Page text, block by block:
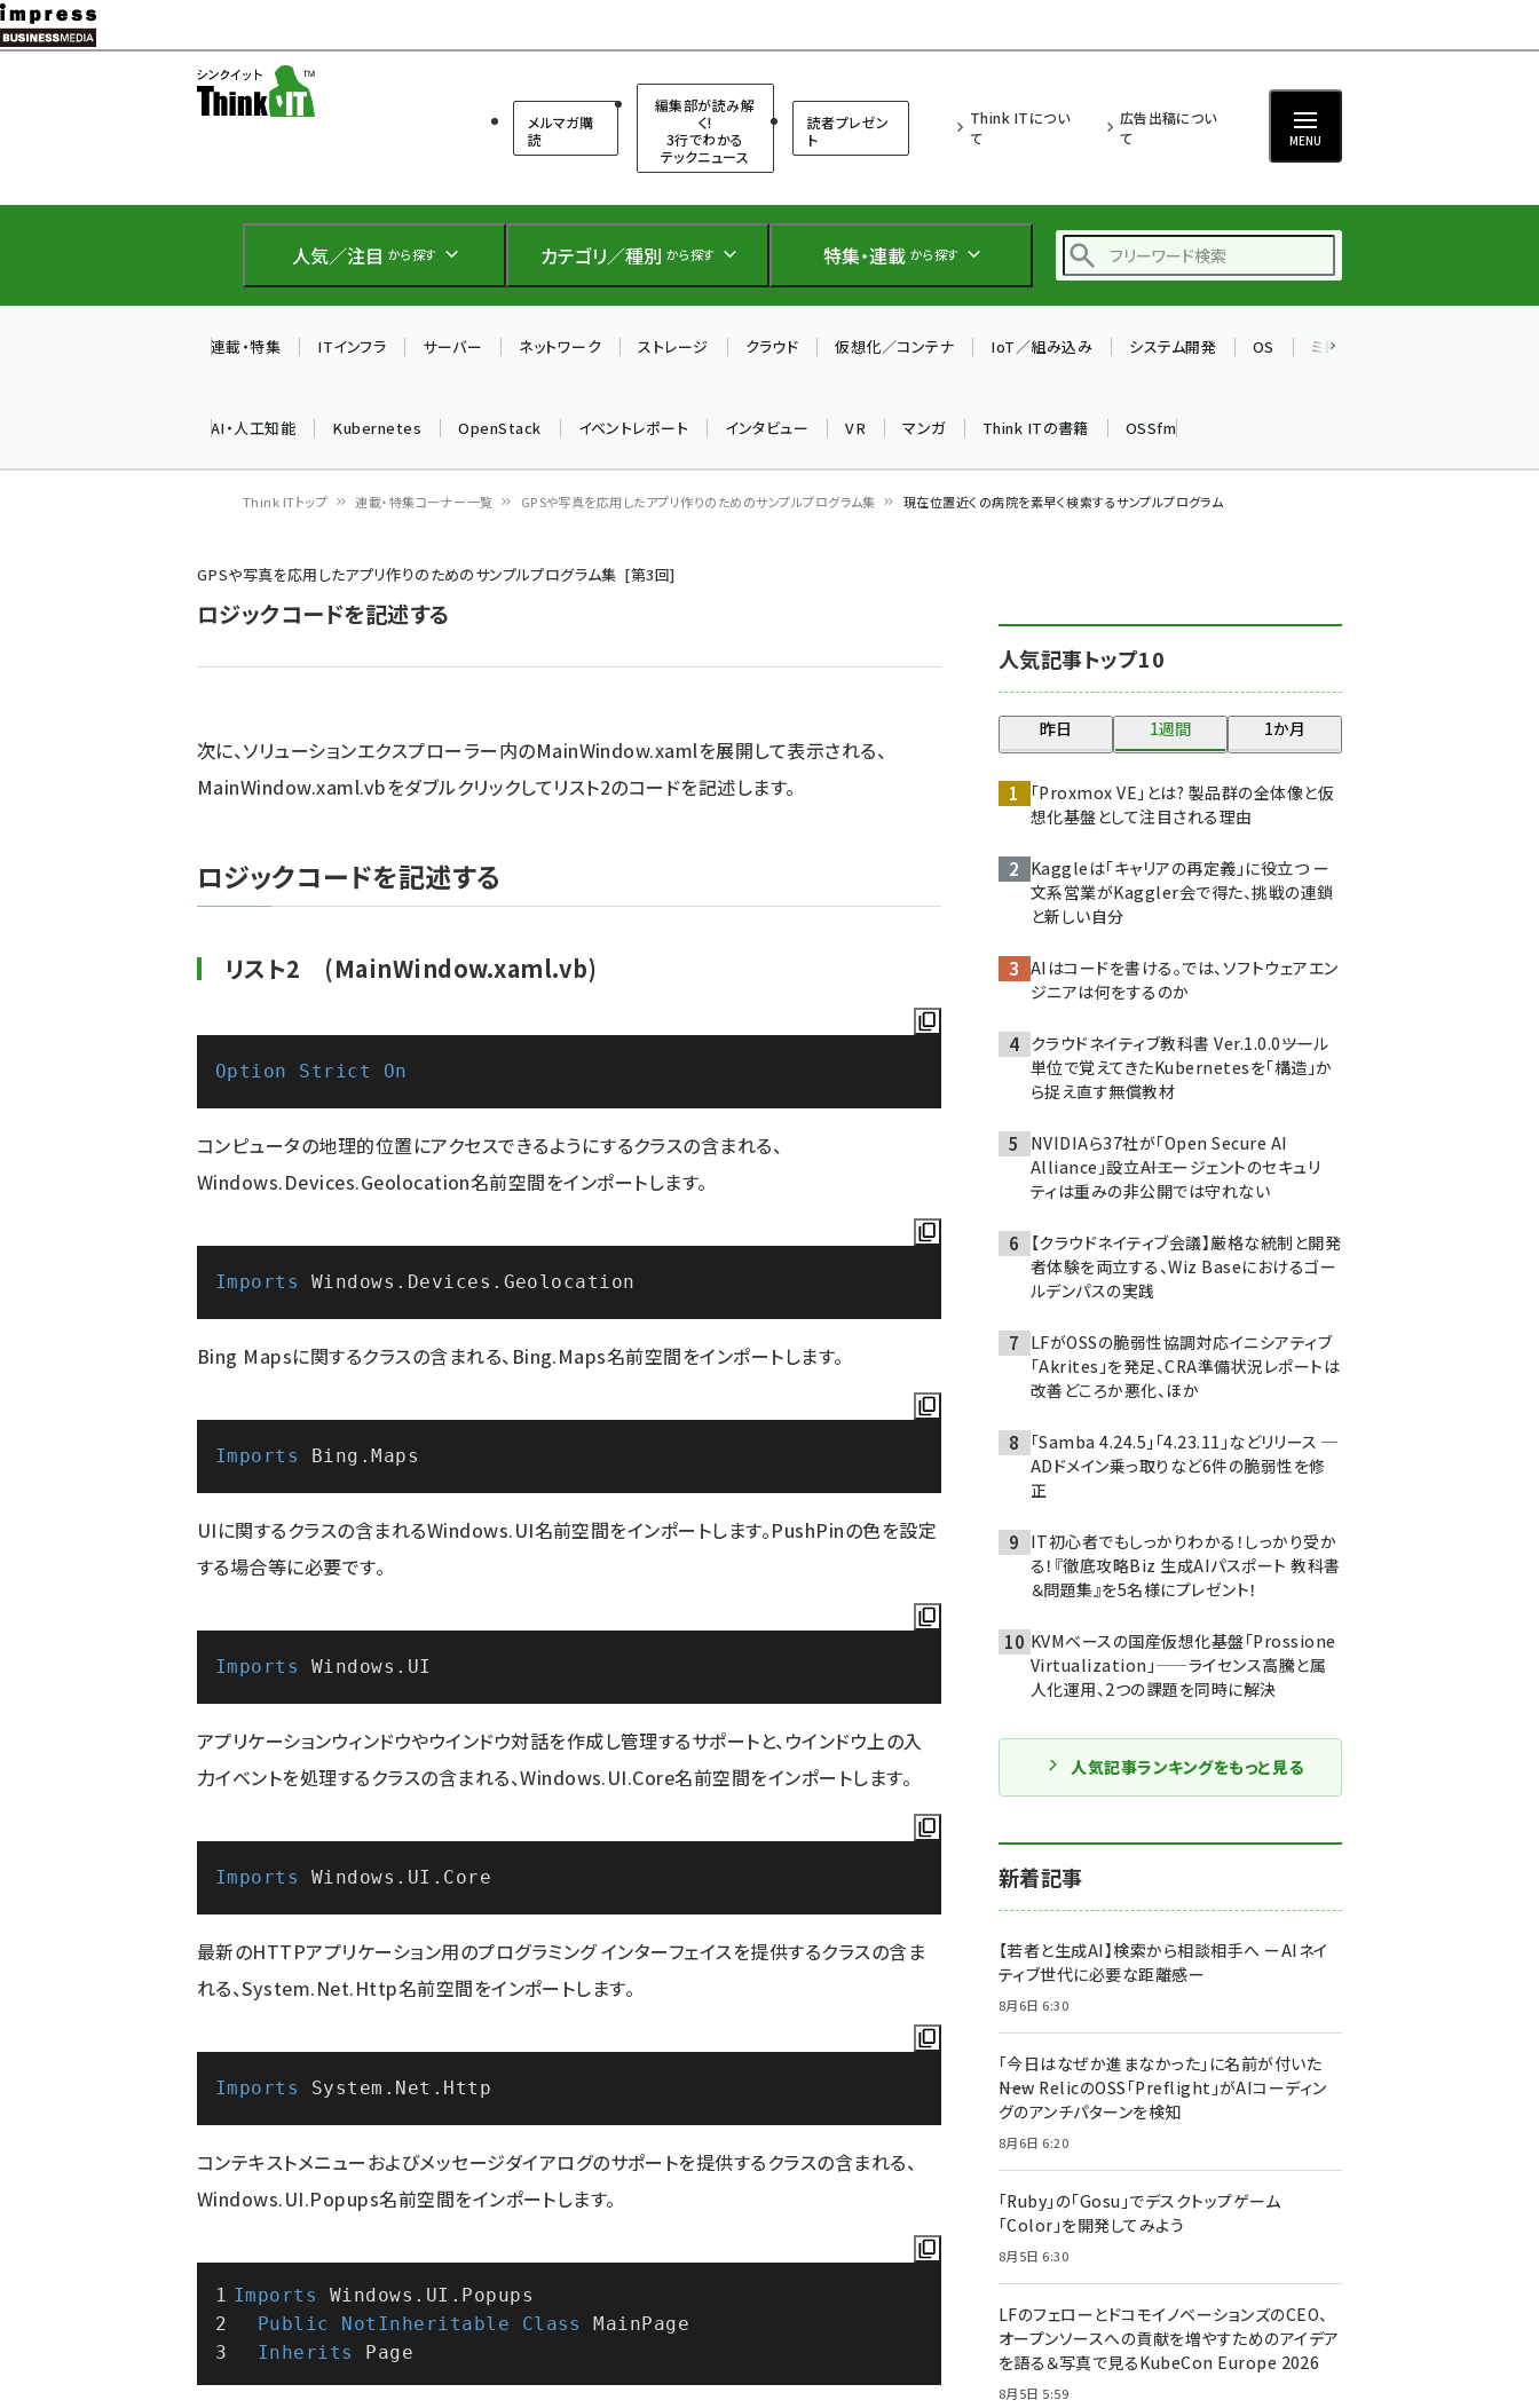
メ
イ
テ
に
メルマガ購
読
編集部が読み解
く!
3行でわかる
テックニュース
読者プレゼン
ト
Think ITについ
て
広告出稿につい
て
MENU
人気／注目 から探す カテゴリ／種別 から探す 特集・連載 から探す
仲間と築いた勝利の絆～
iot女子会 (2263)
drupal (1940)
genai (1473)
ai crunch (1347)
連載・特集 ITインフラ サーバー ネットワーク ストレージ クラウド 仮想化／コンテナ IoT／組み込み システム開発 OS ミドルウェア
AI・人工知能 Kubernetes OpenStack イベントレポート インタビュー VR マンガ Think ITの書籍 OSSfm
ン
く
ず
Think ITトップ 連載・特集コーナー一覧 GPSや写真を応用したアプリ作りのためのサンプルプログラム集 現在位置近くの病院を素早く検索するサンプルプログラム
GPSや写真を応用したアプリ作りのためのサンプルプログラム集 第3回
ロジックコードを記述する
次に、ソリューションエクスプローラー内のMainWindow.xamlを展開して表示される、
MainWindow.xaml.vbをダブルクリックしてリスト2のコードを記述します。
ロジックコードを記述する
リスト2 (MainWindow.xaml.vb)
Option Strict On
コンピュータの地理的位置にアクセスできるようにするクラスの含まれる、
Windows.Devices.Geolocation名前空間をインポートします。
Imports
Bing Mapsに関するクラスの含まれる、Bing.Maps名前空間をインポートします。
Imports
UIに関するクラスの含まれるWindows.UI名前空間をインポートします。PushPinの色を設定
する場合等に必要です。
Imports
アプリケーションウィンドウやウインドウ対話を作成し管理するサポートと、ウインドウ上の入
力イベントを処理するクラスの含まれる、Windows.UI.Core名前空間をインポートします。
Imports
最新のHTTPアプリケーション用のプログラミング インターフェイスを提供するクラスの含ま
れる、System.Net.Http名前空間をインポートします。
Imports
コンテキストメニューおよびメッセージダイアログのサポートを提供するクラスの含まれる、
Windows.UI.Popups名前空間をインポートします。
Imports
Windows.UI.Popups
Public
NotInheritable Class
MainPage
Inherits
Page
人気記事トップ10
昨日 1週間 1か月
「Proxmox VE」とは? 製品群の全体像と仮
想化基盤として注目される理由
Kaggleは「キャリアの再定義」に役立つ ー
文系営業がKaggler会で得た、挑戦の連鎖
と新しい自分
AIはコードを書ける。では、ソフトウェアエン
ジニアは何をするのか
クラウドネイティブ教科書 Ver.1.0.0――ツール
単位で覚えてきたKubernetesを「構造」か
ら捉え直す無償教材
NVIDIAら37社が「Open Secure AI
Alliance」設立――AIエージェントのセキュリ
ティは重みの非公開では守れない
【クラウドネイティブ会議】厳格な統制と開発
者体験を両立する、Wiz Baseにおけるゴー
ルデンパスの実践
LFがOSSの脆弱性協調対応イニシアティブ
「Akrites」を発足、CRA準備状況レポートは
改善どころか悪化、ほか
「Samba 4.24.5」「4.23.11」などリリース ─
ADドメイン乗っ取りなど6件の脆弱性を修
正
IT初心者でもしっかりわかる！しっかり受か
る！『徹底攻略Biz 生成AIパスポート 教科書
＆問題集』を5名様にプレゼント！
KVMベースの国産仮想化基盤「Prossione
Virtualization」——ライセンス高騰と属
人化運用、2つの課題を同時に解決
人気記事ランキングをもっと見る
新着記事
【若者と生成AI】検索から相談相手へ ーAIネイ
ティブ世代に必要な距離感ー
8月6日 6:30
「今日はなぜか進まなかった」に名前が付いた
――New RelicのOSS「Preflight」がAIコーディン
グのアンチパターンを検知
8月6日 6:20
「Ruby」の「Gosu」でデスクトップゲーム
「Color」を開発してみよう
8月5日 6:30
LFのフェローとドコモイノベーションズのCEO、
オープンソースへの貢献を増やすためのアイデア
を語る＆写真で見るKubeCon Europe 2026
8月5日 5:59